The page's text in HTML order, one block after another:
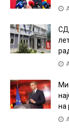
на